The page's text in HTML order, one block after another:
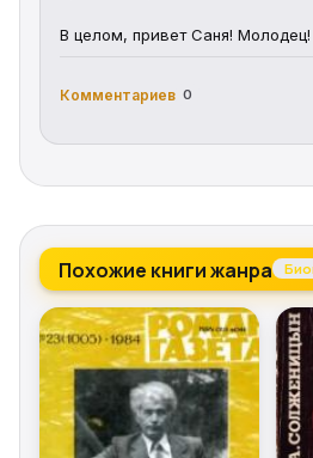
В целом, привет Саня! Молодец!
Комментариев 0
Похожие книги жанра